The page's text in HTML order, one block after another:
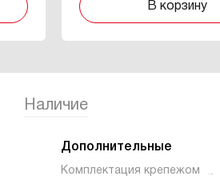
В корзину
Наличие
Дополнительные
Комплектация крепежом